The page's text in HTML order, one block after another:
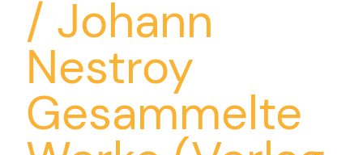
/ Johann
Nestroy
Gesammelte